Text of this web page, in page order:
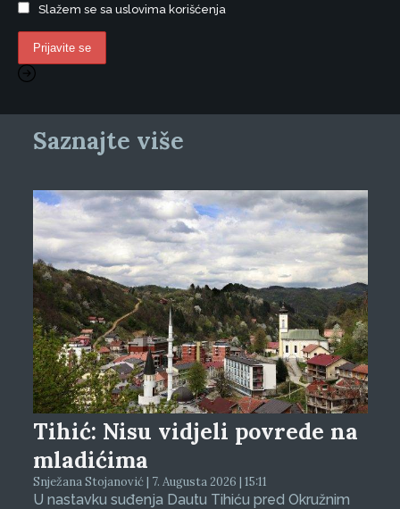
Slažem se sa uslovima korišćenja
Saznajte više
Tihić: Nisu vidjeli povrede na
mladićima
Snježana Stojanović | 7. Augusta 2026 | 15:11
U nastavku suđenja Dautu Tihiću pred Okružnim